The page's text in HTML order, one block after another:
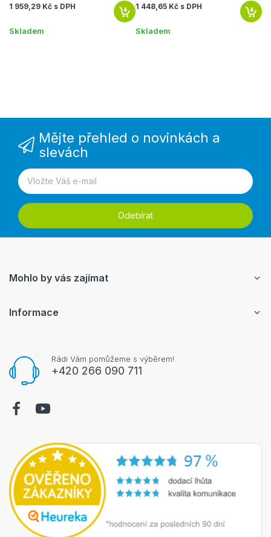
1 959,29 Kč s DPH
Skladem
1 448,65 Kč s DPH
Skladem
Mějte přehled o novinkách a
slevách
Odebírat
Rádi Vám pomůžeme s výběrem!
+420 266 090 711
Mohlo by vás zajímat
Informace